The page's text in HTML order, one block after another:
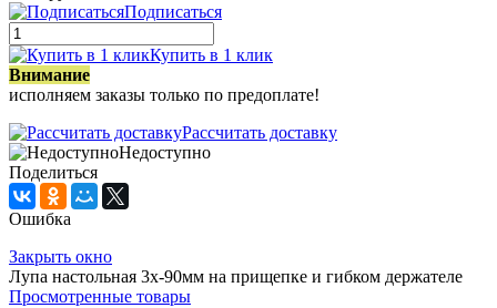
Подписаться
Купить в 1 клик
Внимание
исполняем заказы только по предоплате!
Рассчитать доставку
Недоступно
Поделиться
Ошибка
Закрыть окно
Лупа настольная 3x-90мм на прищепке и гибком держателе
Просмотренные товары